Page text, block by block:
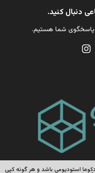
دنبال کنید.
استودیومی باشد و هر گونه کپی